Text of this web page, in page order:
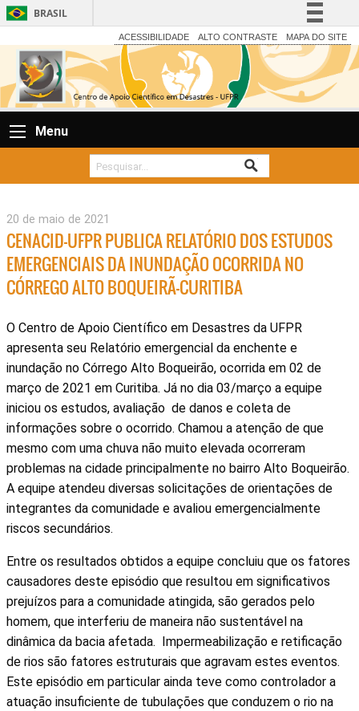
BRASIL
Simplifique!
Comunica BR
Participe
Acesso à informação
Canais
ACESSIBILIDADE ALTO CONTRASTE MAPA DO SITE
Menu
20 de maio de 2021
CENACID-UFPR PUBLICA RELATÓRIO DOS ESTUDOS
EMERGENCIAIS DA INUNDAÇÃO OCORRIDA NO
CÓRREGO ALTO BOQUEIRÃ-CURITIBA
O Centro de Apoio Científico em Desastres da UFPR
apresenta seu Relatório emergencial da enchente e
inundação no Córrego Alto Boqueirão, ocorrida em 02 de
março de 2021 em Curitiba. Já no dia 03/março a equipe
iniciou os estudos, avaliação de danos e coleta de
informações sobre o ocorrido. Chamou a atenção de que
mesmo com uma chuva não muito elevada ocorreram
problemas na cidade principalmente no bairro Alto Boqueirão.
A equipe atendeu diversas solicitações de orientações de
integrantes da comunidade e avaliou emergencialmente
riscos secundários.
Entre os resultados obtidos a equipe concluiu que os fatores
causadores deste episódio que resultou em significativos
prejuízos para a comunidade atingida, são gerados pelo
homem, que interferiu de maneira não sustentável na
dinâmica da bacia afetada. Impermeabilização e retificação
de rios são fatores estruturais que agravam estes eventos.
Este episódio em particular ainda teve como controlador a
atuação insuficiente de tubulações que conduzem o rio na